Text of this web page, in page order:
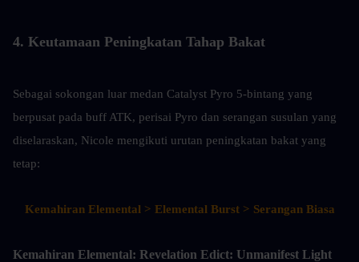
4. Keutamaan Peningkatan Tahap Bakat
Sebagai sokongan luar medan Catalyst Pyro 5-bintang yang
berpusat pada buff ATK, perisai Pyro dan serangan susulan yang
diselaraskan, Nicole mengikuti urutan peningkatan bakat yang
tetap:
Kemahiran Elemental > Elemental Burst > Serangan Biasa
Kemahiran Elemental: Revelation Edict: Unmanifest Light